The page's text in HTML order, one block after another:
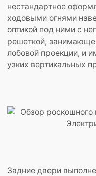
нестандартное
ходовыми огнями
оптикой под ними с
решеткой,
лобовой проекции, и
узких вертикальных
Задние двери